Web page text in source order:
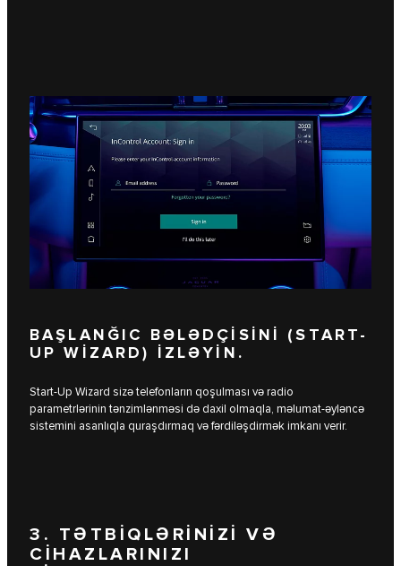
BAŞLANĞIC BƏLƏDÇISINI (START-
UP WIZARD) IZLƏYIN.
Start-Up Wizard sizə telefonların qoşulması və radio
parametrlərinin tənzimlənməsi də daxil olmaqla, məlumat-əyləncə
sistemini asanlıqla quraşdırmaq və fərdiləşdirmək imkanı verir.
3. TƏTBİQLƏRİNİZİ VƏ
CİHAZLARINIZI